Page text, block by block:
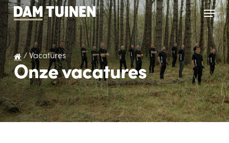
Skip
to
main
content
Menu
/Vacatures
Onze vacatures